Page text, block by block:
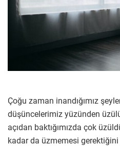
Çoğu zaman inandığımız
düşüncelerimiz yüzünden
açıdan baktığımızda çok
kadar da üzmemesi